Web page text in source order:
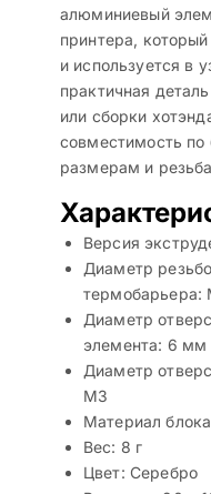
алюминиевый
принтера,
и используется в
практичная
или сборки
совместимость
размерам и
Версия
Диаметр
термобарьера:
Диаметр
элемента: 6 мм
Диаметр
М3
Материал
Вес: 8 г
Цвет: Серебро